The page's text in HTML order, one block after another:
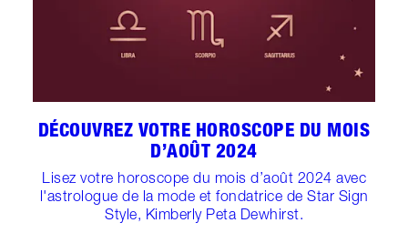
DÉCOUVREZ VOTRE HOROSCOPE DU MOIS
D’AOÛT 2024
Lisez votre horoscope du mois d’août 2024 avec
l'astrologue de la mode et fondatrice de Star Sign
Style, Kimberly Peta Dewhirst.